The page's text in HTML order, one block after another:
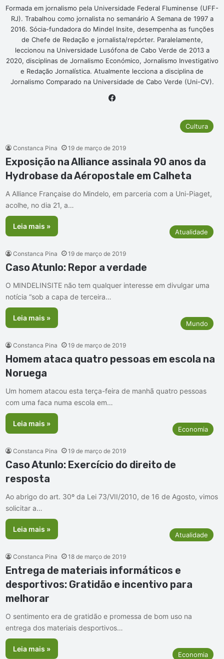
Formada em jornalismo pela Universidade Federal Fluminense (UFF-
RJ). Trabalhou como jornalista no semanário A Semana de 1997 a
2016. Sócia-fundadora do Mindel Insite, desempenha as funções
de Chefe de Redação e jornalista/repórter. Paralelamente,
leccionou na Universidade Lusófona de Cabo Verde de 2013 a
2020, disciplinas de Jornalismo Económico, Jornalismo Investigativo
e Redação Jornalística. Atualmente lecciona a disciplina de
Jornalismo Comparado na Universidade de Cabo Verde (Uni-CV).
Cultura
Constanca Pina 19 de março de 2019
Exposição na Alliance assinala 90 anos da
Hydrobase da Aéropostale em Calheta
A Alliance Française do Mindelo, em parceria com a Uni-Piaget,
acolhe, no dia 21, a…
Leia mais »
Atualidade
Constanca Pina 19 de março de 2019
Caso Atunlo: Repor a verdade
O MINDELINSITE não tem qualquer interesse em divulgar uma
notícia “sob a capa de terceira…
Leia mais »
Mundo
Constanca Pina 19 de março de 2019
Homem ataca quatro pessoas em escola na
Noruega
Um homem atacou esta terça-feira de manhã quatro pessoas
com uma faca numa escola em…
Leia mais »
Economia
Constanca Pina 19 de março de 2019
Caso Atunlo: Exercício do direito de
resposta
Ao abrigo do art. 30º da Lei 73/VII/2010, de 16 de Agosto, vimos
solicitar a…
Leia mais »
Atualidade
Constanca Pina 18 de março de 2019
Entrega de materiais informáticos e
desportivos: Gratidão e incentivo para
melhorar
O sentimento era de gratidão e promessa de bom uso na
entrega dos materiais desportivos…
Leia mais »
Economia